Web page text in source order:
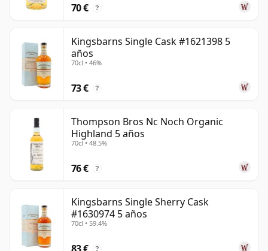
70 € ?
Kingsbarns Single Cask #1621398 5
años
70cl • 46%
73 € ?
Thompson Bros Nc Noch Organic
Highland 5 años
70cl • 48.5%
76 € ?
Kingsbarns Single Sherry Cask
#1630974 5 años
70cl • 59.4%
?